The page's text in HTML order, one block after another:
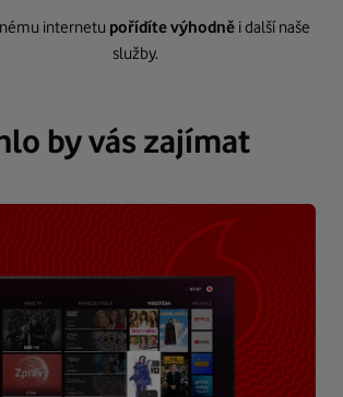
internetu pořídíte výhodně i další naše
služby.
by vás zajímat